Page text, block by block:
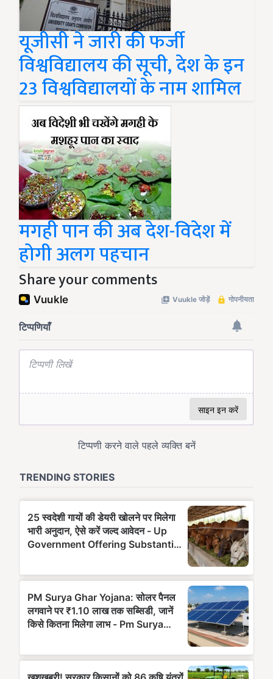
यूजीसी ने जारी की फर्जी
विश्वविद्यालय की सूची, देश के इन
23 विश्वविद्यालयों के नाम शामिल
मगही पान की अब देश-विदेश में
होगी अलग पहचान
Share your comments